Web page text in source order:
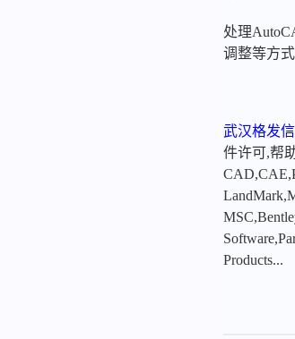
处理
调整等方
武汉格发
件许可,帮
Products...